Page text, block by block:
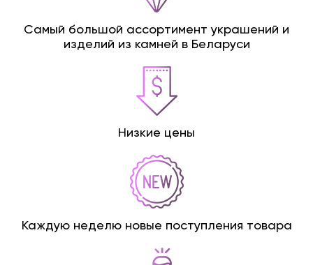
Самый большой ассортимент украшений и
изделий из камней в Беларуси
Низкие цены
Каждую неделю новые поступления товара